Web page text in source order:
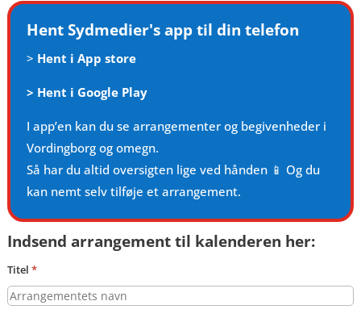
Hent Sydmedier's app til din telefon
> Hent i App store
> Hent i Google Play
I app’en kan du se arrangementer og begivenheder i
Vordingborg og omegn.
Så har du altid oversigten lige ved hånden 📱 Og du
kan nemt selv tilføje et arrangement.
Indsend arrangement til kalenderen her:
Titel *